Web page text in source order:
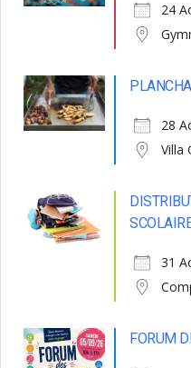
24
28
Villa
31
FORUM